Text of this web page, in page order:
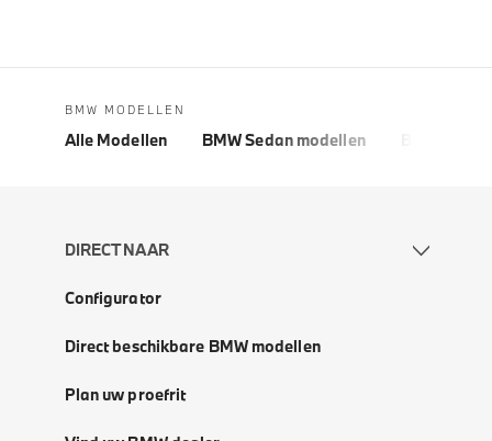
BMW MODELLEN
Alle Modellen BMW Sedan modellen
DIRECT NAAR
Configurator
Direct beschikbare BMW modellen
Plan uw proefrit